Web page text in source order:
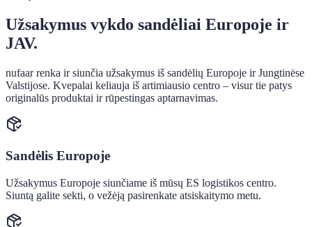
Užsakymus vykdo sandėliai Europoje ir
JAV.
nufaar renka ir siunčia užsakymus iš sandėlių Europoje ir Jungtinėse
Valstijose. Kvepalai keliauja iš artimiausio centro – visur tie patys
originalūs produktai ir rūpestingas aptarnavimas.
Sandėlis Europoje
Užsakymus Europoje siunčiame iš mūsų ES logistikos centro.
Siuntą galite sekti, o vežėją pasirenkate atsiskaitymo metu.